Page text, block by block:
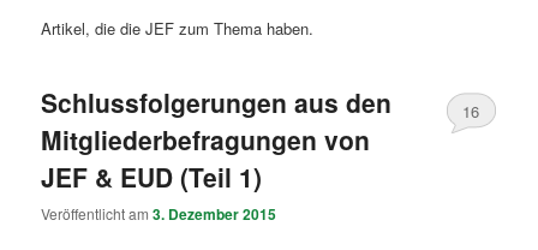
Artikel, die die JEF zum Thema haben.
Schlussfolgerungen aus den
Mitgliederbefragungen von
JEF & EUD (Teil 1)
Veröffentlicht am3. Dezember 2015
16